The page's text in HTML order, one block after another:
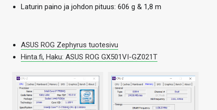
Laturin paino ja johdon pituus: 606 g & 1,8 m
ASUS ROG Zephyrus tuotesivu
Hinta.fi, Haku: ASUS ROG GX501VI-GZ021T